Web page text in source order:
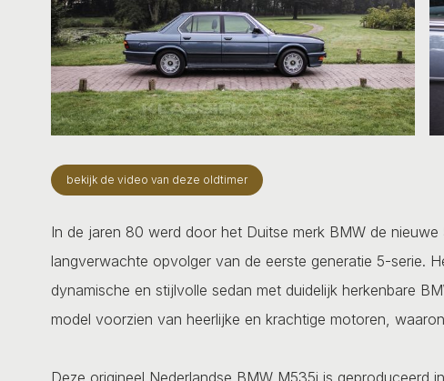
bekijk de video van deze oldtimer
In de jaren 80 werd door het Duitse merk BMW de
langverwachte opvolger van de eerste generatie 5-serie.
dynamische en stijlvolle sedan met duidelijk herkenbare
model voorzien van heerlijke en krachtige motoren,
Deze origineel Nederlandse BMW M535i is geproduceerd